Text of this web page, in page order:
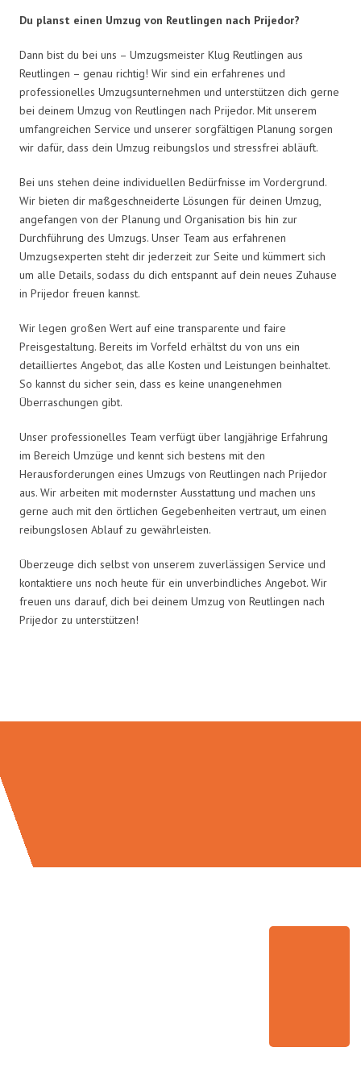
Du planst einen Umzug von Reutlingen nach Prijedor?
Dann bist du bei uns – Umzugsmeister Klug Reutlingen aus
Reutlingen – genau richtig! Wir sind ein erfahrenes und
professionelles Umzugsunternehmen und unterstützen dich gerne
bei deinem Umzug von Reutlingen nach Prijedor. Mit unserem
umfangreichen Service und unserer sorgfältigen Planung sorgen
wir dafür, dass dein Umzug reibungslos und stressfrei abläuft.
Bei uns stehen deine individuellen Bedürfnisse im Vordergrund.
Wir bieten dir maßgeschneiderte Lösungen für deinen Umzug,
angefangen von der Planung und Organisation bis hin zur
Durchführung des Umzugs. Unser Team aus erfahrenen
Umzugsexperten steht dir jederzeit zur Seite und kümmert sich
um alle Details, sodass du dich entspannt auf dein neues Zuhause
in Prijedor freuen kannst.
Wir legen großen Wert auf eine transparente und faire
Preisgestaltung. Bereits im Vorfeld erhältst du von uns ein
detailliertes Angebot, das alle Kosten und Leistungen beinhaltet.
So kannst du sicher sein, dass es keine unangenehmen
Überraschungen gibt.
Unser professionelles Team verfügt über langjährige Erfahrung
im Bereich Umzüge und kennt sich bestens mit den
Herausforderungen eines Umzugs von Reutlingen nach Prijedor
aus. Wir arbeiten mit modernster Ausstattung und machen uns
gerne auch mit den örtlichen Gegebenheiten vertraut, um einen
reibungslosen Ablauf zu gewährleisten.
Überzeuge dich selbst von unserem zuverlässigen Service und
kontaktiere uns noch heute für ein unverbindliches Angebot. Wir
freuen uns darauf, dich bei deinem Umzug von Reutlingen nach
Prijedor zu unterstützen!